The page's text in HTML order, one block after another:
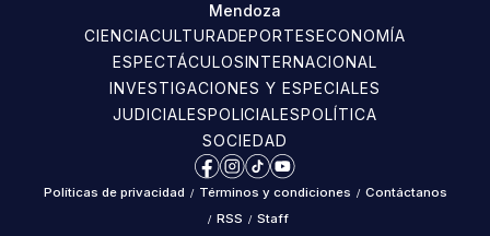
Mendoza
CIENCIACULTURADEPORTESECONOMÍA
ESPECTÁCULOSINTERNACIONAL
INVESTIGACIONES Y ESPECIALES
JUDICIALESPOLICIALESPOLÍTICA
SOCIEDAD
Facebook
Instagram
TikTokYouTube
Políticas de privacidad / Términos y condiciones / Contáctanos
/ RSS / Staff